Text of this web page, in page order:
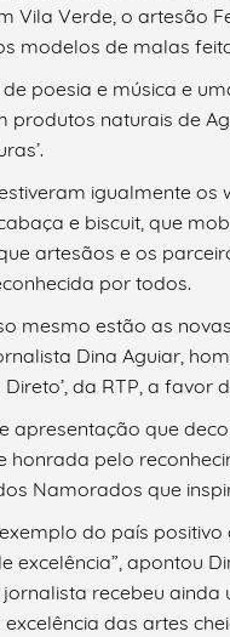
Vila Verde, o artesão
modelos de malas
de poesia e música e
produtos naturais de
igualmente
e biscuit, que
artesãos e os
por todos.
mesmo estão as
Dina Aguiar,
Direto’, da RTP, a
apresentação que
honrada pelo
Namorados que
do país
excelência”, apontou
jornalista recebeu
das artes